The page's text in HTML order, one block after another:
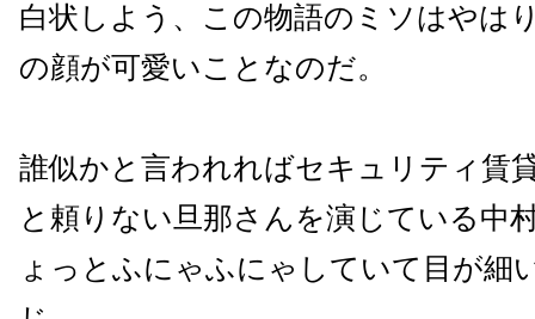
白状しよう、この物語のミソはやは
の顔が可愛いことなのだ。
誰似かと言われればセキュリティ賃
と頼りない旦那さんを演じている中
ょっとふにゃふにゃしていて目が細